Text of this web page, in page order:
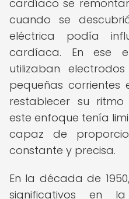
cardíaco se
cuando se
eléctrica podía
cardíaca. En ese
utilizaban
pequeñas
restablecer su
este enfoque tenía
capaz de
constante y precisa.
En la década de
significativos en